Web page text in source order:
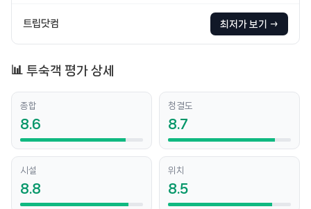
트립닷컴 최저가 보기 →
📊 투숙객 평가 상세
종합
8.6
청결도
8.7
시설
8.8
위치
8.5